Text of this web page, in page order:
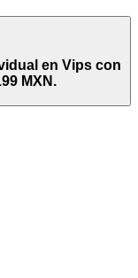
en Vips con
MXN.